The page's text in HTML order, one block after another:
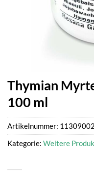
Thymian
100 ml
Artikelnummer: 11309002
Kategorie: Weitere